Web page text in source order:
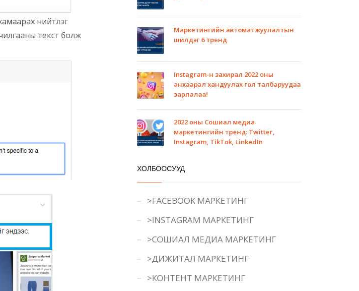
нийтлэг
текст болж
Маркетингийн автоматжуулалтын
шилдэг 6 тренд
Instagram-н захирал 2022 оны
анхаарал хандуулах гол талбаруудаа
зарлалаа!
2022 оны Сошиал медиа
маркетингийн тренд: Twitter,
Instagram, TikTok, LinkedIn
ХОЛБООСУУД
>FACEBOOK МАРКЕТИНГ
>INSTAGRAM МАРКЕТИНГ
>СОШИАЛ МЕДИА МАРКЕТИНГ
>ДИЖИТАЛ МАРКЕТИНГ
>КОНТЕНТ МАРКЕТИНГ